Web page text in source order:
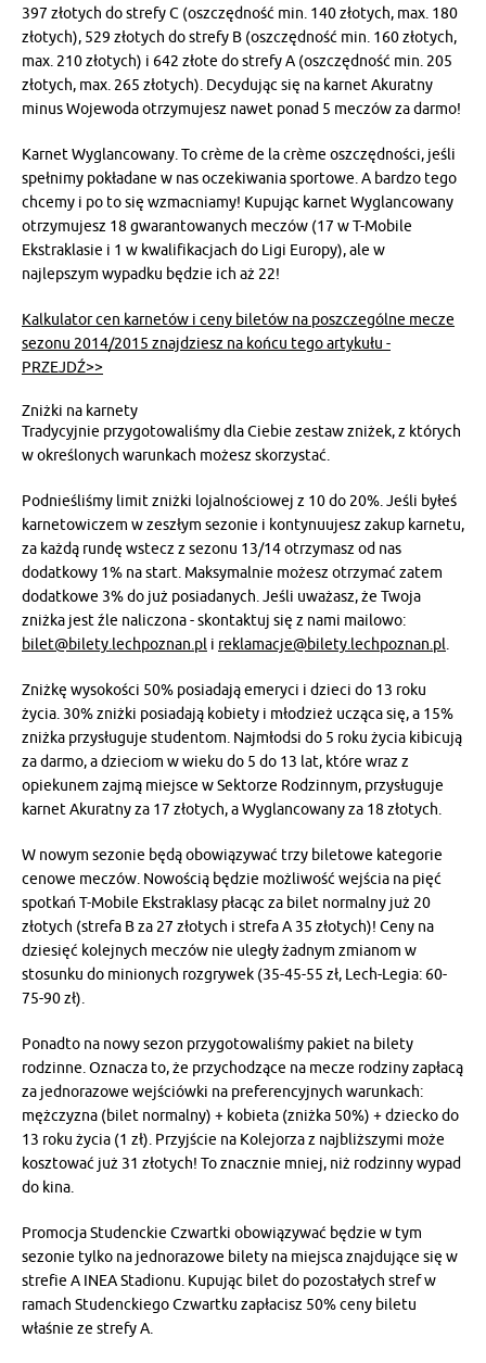
397 złotych do strefy C (oszczędność min. 140 złotych, max. 180
złotych), 529 złotych do strefy B (oszczędność min. 160 złotych,
max. 210 złotych) i 642 złote do strefy A (oszczędność min. 205
złotych, max. 265 złotych). Decydując się na karnet Akuratny
minus Wojewoda otrzymujesz nawet ponad 5 meczów za darmo!
Karnet Wyglancowany. To crème de la crème oszczędności, jeśli
spełnimy pokładane w nas oczekiwania sportowe. A bardzo tego
chcemy i po to się wzmacniamy! Kupując karnet Wyglancowany
otrzymujesz 18 gwarantowanych meczów (17 w T-Mobile
Ekstraklasie i 1 w kwalifikacjach do Ligi Europy), ale w
najlepszym wypadku będzie ich aż 22!
Kalkulator cen karnetów i ceny biletów na poszczególne mecze
sezonu 2014/2015 znajdziesz na końcu tego artykułu -
PRZEJDŹ>>
Zniżki na karnety
Tradycyjnie przygotowaliśmy dla Ciebie zestaw zniżek, z których
w określonych warunkach możesz skorzystać.
Podnieśliśmy limit zniżki lojalnościowej z 10 do 20%. Jeśli byłeś
karnetowiczem w zeszłym sezonie i kontynuujesz zakup karnetu,
za każdą rundę wstecz z sezonu 13/14 otrzymasz od nas
dodatkowy 1% na start. Maksymalnie możesz otrzymać zatem
dodatkowe 3% do już posiadanych. Jeśli uważasz, że Twoja
zniżka jest źle naliczona - skontaktuj się z nami mailowo:
bilet@bilety.lechpoznan.pl i reklamacje@bilety.lechpoznan.pl.
Zniżkę wysokości 50% posiadają emeryci i dzieci do 13 roku
życia. 30% zniżki posiadają kobiety i młodzież ucząca się, a 15%
zniżka przysługuje studentom. Najmłodsi do 5 roku życia kibicują
za darmo, a dzieciom w wieku do 5 do 13 lat, które wraz z
opiekunem zajmą miejsce w Sektorze Rodzinnym, przysługuje
karnet Akuratny za 17 złotych, a Wyglancowany za 18 złotych.
W nowym sezonie będą obowiązywać trzy biletowe kategorie
cenowe meczów. Nowością będzie możliwość wejścia na pięć
spotkań T-Mobile Ekstraklasy płacąc za bilet normalny już 20
złotych (strefa B za 27 złotych i strefa A 35 złotych)! Ceny na
dziesięć kolejnych meczów nie uległy żadnym zmianom w
stosunku do minionych rozgrywek (35-45-55 zł, Lech-Legia: 60-
75-90 zł).
Ponadto na nowy sezon przygotowaliśmy pakiet na bilety
rodzinne. Oznacza to, że przychodzące na mecze rodziny zapłacą
za jednorazowe wejściówki na preferencyjnych warunkach:
mężczyzna (bilet normalny) + kobieta (zniżka 50%) + dziecko do
13 roku życia (1 zł). Przyjście na Kolejorza z najbliższymi może
kosztować już 31 złotych! To znacznie mniej, niż rodzinny wypad
do kina.
Promocja Studenckie Czwartki obowiązywać będzie w tym
sezonie tylko na jednorazowe bilety na miejsca znajdujące się w
strefie A INEA Stadionu. Kupując bilet do pozostałych stref w
ramach Studenckiego Czwartku zapłacisz 50% ceny biletu
właśnie ze strefy A.